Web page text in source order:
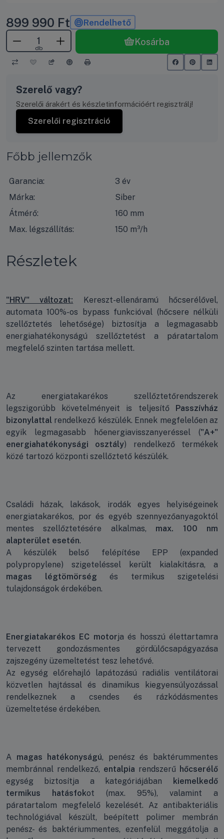
899 990 Ft Rendelhető
db
Kosárba
Szerelő vagy?
Szerelői árakért és készletinformációért regisztrálj!
Szerelői regisztráció
Főbb jellemzők
Garancia:
3 év
Márka:
Siber
Átmérő:
160 mm
Max. légszállítás:
150 m³/h
Részletek
"HRV" változat: Kereszt-ellenáramú hőcserélővel,
automata 100%-os bypass funkcióval (hőcsere nélküli
szellőztetés lehetősége) biztosítja a legmagasabb
energiahatékonyságú szellőztetést a páratartalom
megfelelő szinten tartása mellett.
Az energiatakarékos szellőztetőrendszerek
legszigorúbb követelményeit is teljesítő Passzívház
bizonylattal rendelkező készülék. Ennek megfelelően az
egyik legmagasabb hőenergiavisszanyeréssel ("A+"
energiahatékonysági osztály) rendelkező termékek
közé tartozó központi szellőztető készülék.
Családi házak, lakások, irodák egyes helyiségeinek
energiatakarékos, por és egyéb szennyezőanyagoktól
mentes szellőztetésére alkalmas, max. 100 nm
alapterület esetén.
A készülék belső felépítése EPP (expanded
polypropylene) szigeteléssel került kialakításra, a
magas légtömörség és termikus szigetelési
tulajdonságok érdekében.
Energiatakarékos EC motorja és hosszú élettartamra
tervezett gondozásmentes gördülőcsapágyazása
zajszegény üzemeltetést tesz lehetővé.
Az egység előrehajló lapátozású radiális ventilátorai
közvetlen hajtással és dinamikus kiegyensúlyozással
rendelkeznek a csendes és rázkódásmentes
üzemeltetése érdekében.
A magas hatékonyságú, penész és baktérummentes
membránnal rendelkező, entalpia rendszerű hőcserélő
egység biztosítja a kategóriájában
kiemelkedő
termikus hatásfokot (max. 95%), valamint a
páratartalom megfelelő kezelését. Az antibakteriális
technológiával készült, beépített polimer membrán
penész- és baktériummentes, ezenfelül meggátolja a